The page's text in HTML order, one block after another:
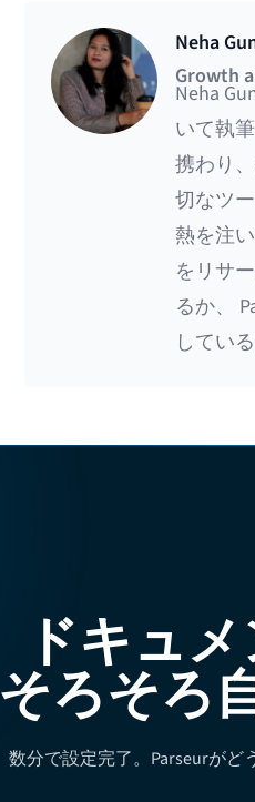
Neha
Growth
Neha
いて執
携わり
切なツ
熱を注
をリサ
るか、
してい
ドキュ
そろそろ
数分で設定完了。Parseurがど